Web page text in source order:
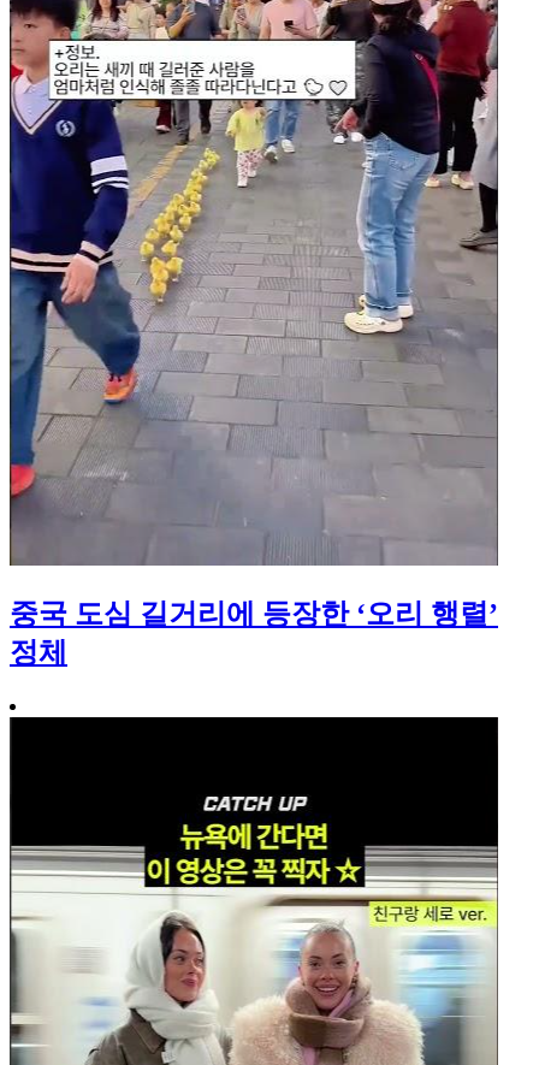
중국 도심 길거리에 등장한 ‘오리 행렬’
정체